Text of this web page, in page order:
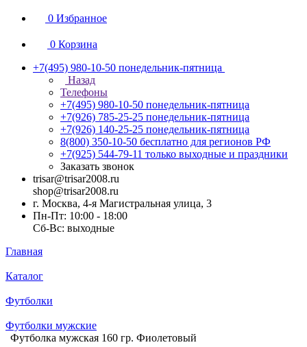
0 Избранное
0 Корзина
+7(495) 980-10-50 понедельник-пятница
Назад
Телефоны
+7(495) 980-10-50 понедельник-пятница
+7(926) 785-25-25 понедельник-пятница
+7(926) 140-25-25 понедельник-пятница
8(800) 350-10-50 бесплатно для регионов РФ
+7(925) 544-79-11 только выходные и праздники
Заказать звонок
trisar@trisar2008.ru
shop@trisar2008.ru
г. Москва, 4-я Магистральная улица, 3
Пн-Пт: 10:00 - 18:00
Сб-Вс: выходные
Главная
Каталог
Футболки
Футболки мужские
Футболка мужская 160 гр. Фиолетовый